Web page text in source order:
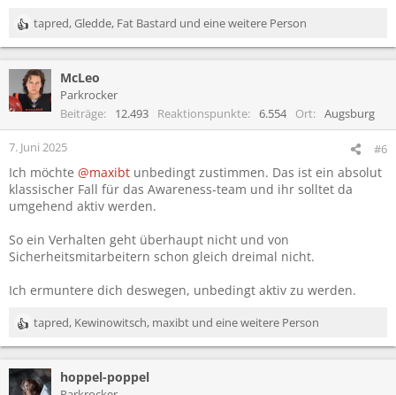
R
e
t
i
n
e
n
:
tapred,Gledde, Fat Bastard und eine weitere Person
McLeo
Parkrocker
Beiträge
12.493 Reaktionspunkte 6.554 Ort Augsburg
7. Juni 2025 #6
Ich möchte @maxibt unbedingt zustimmen. Das ist ein absolut
klassischer Fall für das Awareness-team und ihr solltet da
umgehend aktiv werden.
So ein Verhalten geht überhaupt nicht und von
Sicherheitsmitarbeitern schon gleich dreimal nicht.
Ich ermuntere dich deswegen, unbedingt aktiv zu werden.
R
e
k
tapred, Kewinowitsch, maxibt und eine weitere Person
hoppel-poppel